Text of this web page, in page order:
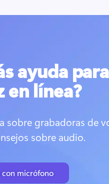
ayuda para
en línea?
sobre grabadoras de
sobre audio.
micrófono